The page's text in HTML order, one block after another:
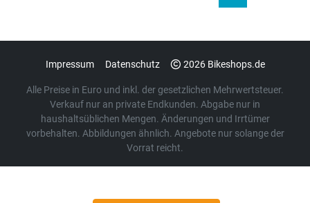
Impressum Datenschutz 2026 Bikeshops.de
Alle Preise in Euro und inkl. der gesetzlichen Mehrwertsteuer.
Verkauf nur an private Endkunden. Abgabe nur in
haushaltsüblichen Mengen. Änderungen und Irrtümer
vorbehalten. Abbildungen ähnlich. Angebote nur solange der
Vorrat reicht.